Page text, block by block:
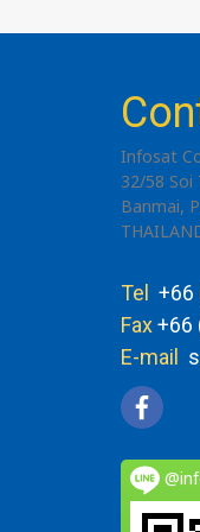
Infosat
32/58
Banmai,
Tel +66
Fax+66
E-mail